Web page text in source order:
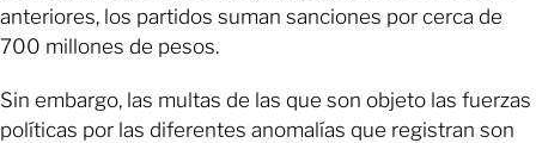
anteriores, los partidos suman sanciones por cerca de
700 millones de pesos.
Sin embargo, las multas de las que son objeto las fuerzas
políticas por las diferentes anomalías que registran son